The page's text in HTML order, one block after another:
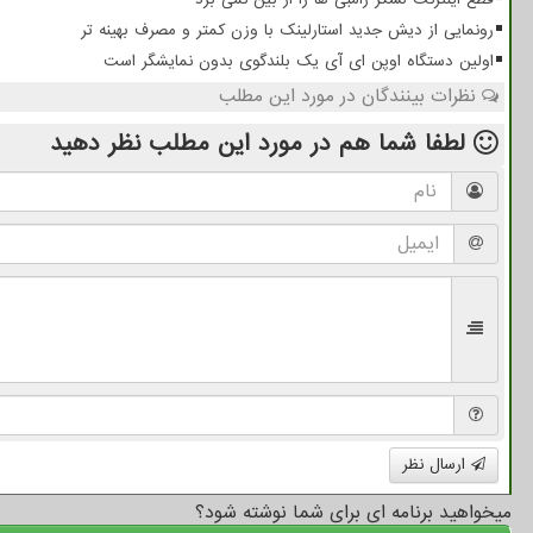
رونمایی از دیش جدید استارلینک با وزن کمتر و مصرف بهینه تر
اولین دستگاه اوپن ای آی یک بلندگوی بدون نمایشگر است
نظرات بینندگان در مورد این مطلب
لطفا شما هم در مورد این مطلب نظر دهید
ارسال نظر
میخواهید برنامه ای برای شما نوشته شود؟